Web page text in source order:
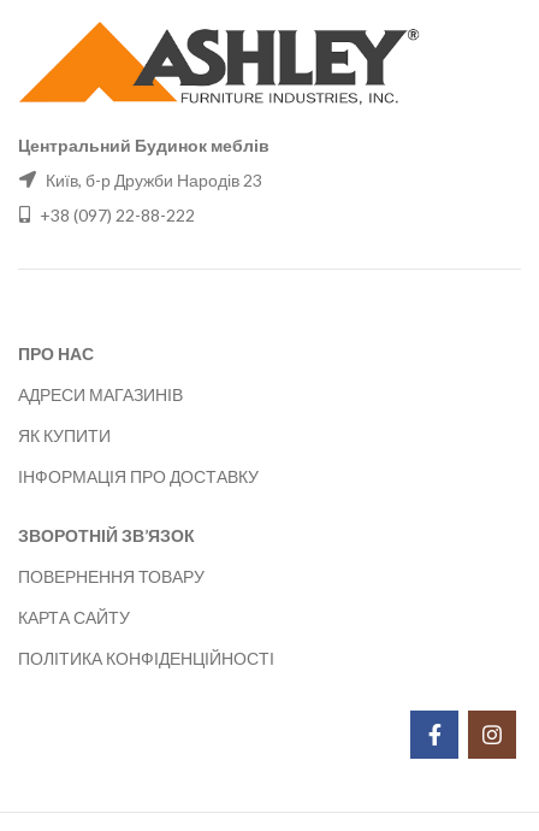
Центральний Будинок меблів
Київ, б-р Дружби Народів 23
+38 (097) 22-88-222
ПРО НАС
АДРЕСИ МАГАЗИНІВ
ЯК КУПИТИ
ІНФОРМАЦІЯ ПРО ДОСТАВКУ
ЗВОРОТНІЙ ЗВ’ЯЗОК
ПОВЕРНЕННЯ ТОВАРУ
КАРТА САЙТУ
ПОЛІТИКА КОНФІДЕНЦІЙНОСТІ